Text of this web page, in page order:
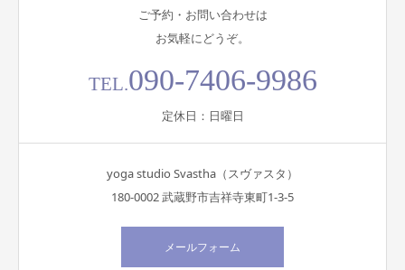
ご予約・お問い合わせは
お気軽にどうぞ。
TEL.090-7406-9986
定休日：日曜日
yoga studio Svastha（スヴァスタ）
180-0002 武蔵野市吉祥寺東町1-3-5
メールフォーム